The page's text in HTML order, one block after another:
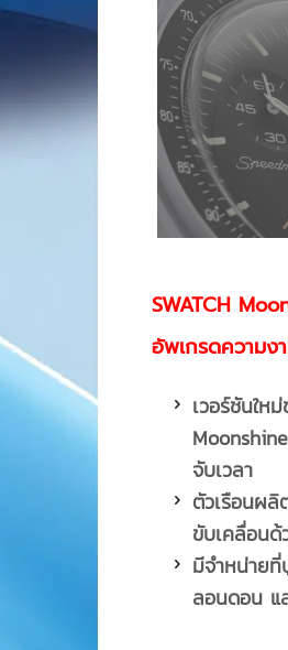
SWATCH
อัพเกรดความง
เวอร์ชันให
จับเวลา
ตัวเรือนผลิ
ขับเคลื่อนด้
มีจำหน่าย
ลอนดอน แ